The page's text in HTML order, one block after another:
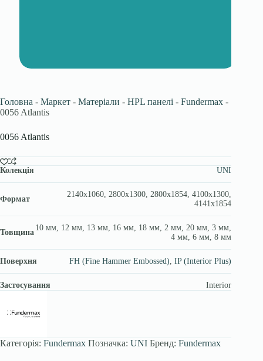
Головна - Маркет - Матеріали - HPL панелі - Fundermax -
0056 Atlantis
0056 Atlantis
Колекція UNI
Формат
2140х1060, 2800х1300, 2800х1854, 4100х1300,
4141х1854
Товщина
10 мм, 12 мм, 13 мм, 16 мм, 18 мм, 2 мм, 20 мм, 3 мм,
4 мм, 6 мм, 8 мм
Поверхня FH (Fine Hammer Embossed) ,IP (Interior Plus)
Застосування Interior
Категорія: Fundermax Позначка: UNI Бренд: Fundermax